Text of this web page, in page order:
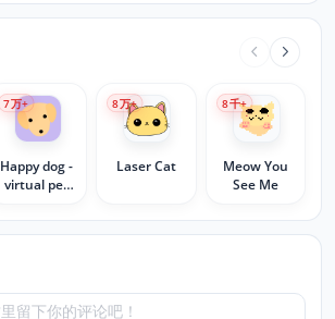
Happy dog -
virtual pet
friends
7万+
Laser Cat
8万+
Meow You
See Me
8千+